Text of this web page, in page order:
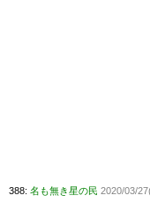
388: 名も無き星の民 2020/03/